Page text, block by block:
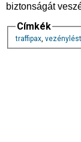
biztonságát
Címkék
traffipax,